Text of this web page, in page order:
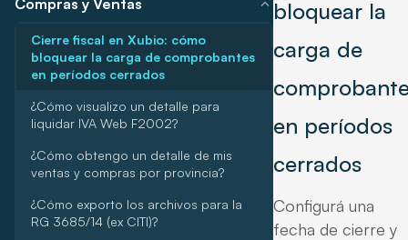
Compras y Ventas
Cierre fiscal en Xubio: cómo
bloquear la carga de comprobantes
en períodos cerrados
¿Cómo visualizo un detalle para
liquidar IVA Web F2002?
¿Cómo obtengo un detalle de mis
ventas y compras por provincia?
¿Cómo exporto los archivos para la
RG 3685/14 (ex CITI)?
bloquear la
carga de
en períodos
cerrados
Configurá una
fecha de cierre y